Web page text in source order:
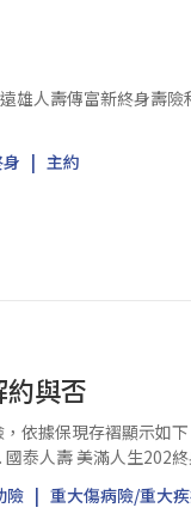
雄人壽傳富新終身壽
主約
與否
依據保現存褶顯示如
泰人壽 美滿人生202
險 重大傷病險/重大